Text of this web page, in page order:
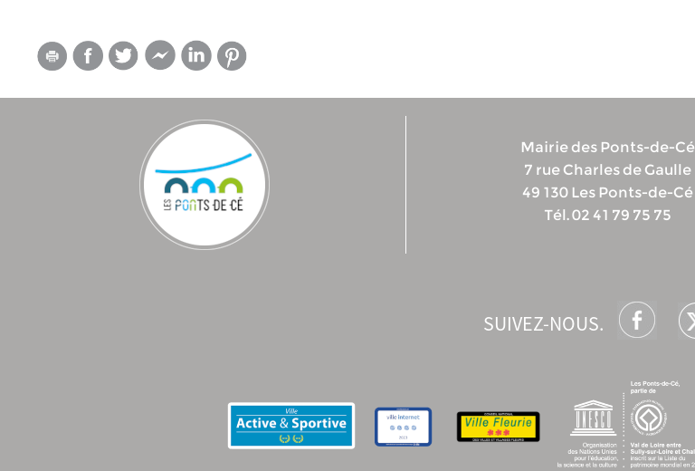
Mairie des Ponts-de-Cé
7 rue Charles de Gaulle
49 130 Les Ponts-de-Cé
Tél. 02 41 79 75 75
SUIVEZ-NOUS.